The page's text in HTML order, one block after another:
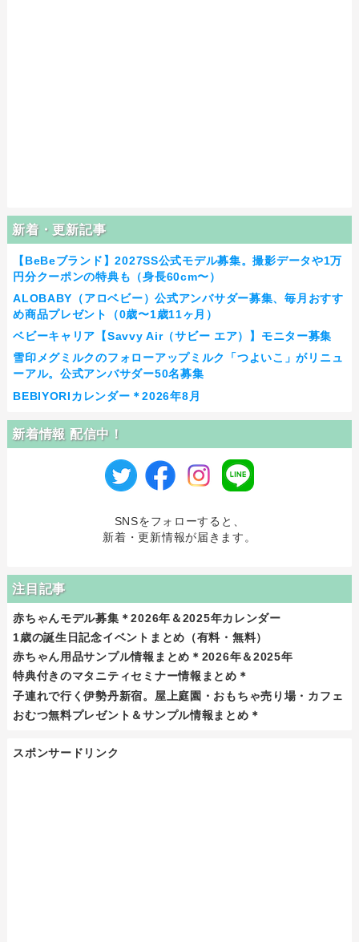
新着・更新記事
【BeBeブランド】2027SS公式モデル募集。撮影データや1万
円分クーポンの特典も（身長60cm〜）
ALOBABY（アロベビー）公式アンバサダー募集、毎月おすす
め商品プレゼント（0歳〜1歳11ヶ月）
ベビーキャリア【Savvy Air（サビー エア）】モニター募集
雪印メグミルクのフォローアップミルク「つよいこ」がリニュ
ーアル。公式アンバサダー50名募集
BEBIYORIカレンダー＊2026年8月
新着情報 配信中！
SNSをフォローすると、
新着・更新情報が届きます。
注目記事
赤ちゃんモデル募集＊2026年＆2025年カレンダー
1歳の誕生日記念イベントまとめ（有料・無料）
赤ちゃん用品サンプル情報まとめ＊2026年＆2025年
特典付きのマタニティセミナー情報まとめ＊
子連れで行く伊勢丹新宿。屋上庭園・おもちゃ売り場・カフェ
おむつ無料プレゼント＆サンプル情報まとめ＊
スポンサードリンク